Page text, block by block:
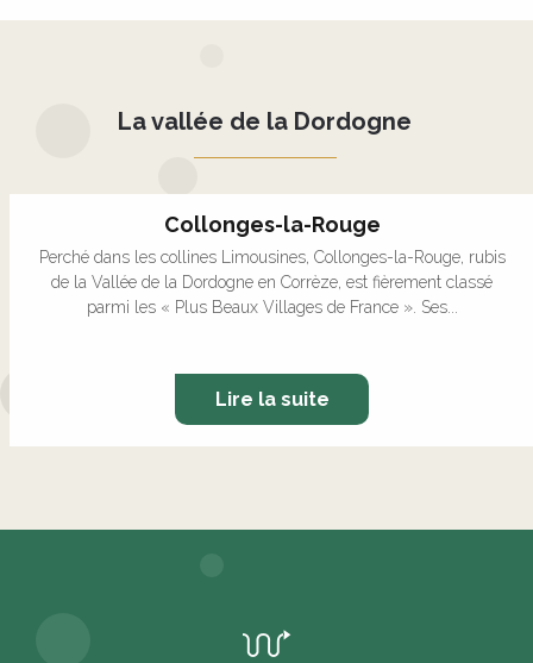
La vallée de la Dordogne
Collonges-la-Rouge
Perché dans les collines Limousines, Collonges-la-Rouge, rubis
de la Vallée de la Dordogne en Corrèze, est fièrement classé
parmi les « Plus Beaux Villages de France ». Ses...
Lire la suite